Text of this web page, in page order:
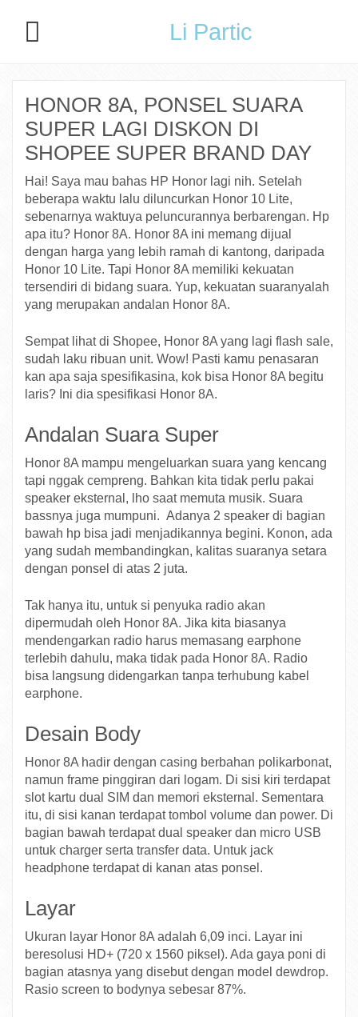
Li Partic
HONOR 8A, PONSEL SUARA
SUPER LAGI DISKON DI
SHOPEE SUPER BRAND DAY
Hai! Saya mau bahas HP Honor lagi nih. Setelah
beberapa waktu lalu diluncurkan Honor 10 Lite,
sebenarnya waktuya peluncurannya berbarengan. Hp
apa itu? Honor 8A. Honor 8A ini memang dijual
dengan harga yang lebih ramah di kantong, daripada
Honor 10 Lite. Tapi Honor 8A memiliki kekuatan
tersendiri di bidang suara. Yup, kekuatan suaranyalah
yang merupakan andalan Honor 8A.
Sempat lihat di Shopee, Honor 8A yang lagi flash sale,
sudah laku ribuan unit. Wow! Pasti kamu penasaran
kan apa saja spesifikasina, kok bisa Honor 8A begitu
laris? Ini dia spesifikasi Honor 8A.
Andalan Suara Super
Honor 8A mampu mengeluarkan suara yang kencang
tapi nggak cempreng. Bahkan kita tidak perlu pakai
speaker eksternal, lho saat memuta musik. Suara
bassnya juga mumpuni. Adanya 2 speaker di bagian
bawah hp bisa jadi menjadikannya begini. Konon, ada
yang sudah membandingkan, kalitas suaranya setara
dengan ponsel di atas 2 juta.
Tak hanya itu, untuk si penyuka radio akan
dipermudah oleh Honor 8A. Jika kita biasanya
mendengarkan radio harus memasang earphone
terlebih dahulu, maka tidak pada Honor 8A. Radio
bisa langsung didengarkan tanpa terhubung kabel
earphone.
Desain Body
Honor 8A hadir dengan casing berbahan polikarbonat,
namun frame pinggiran dari logam. Di sisi kiri terdapat
slot kartu dual SIM dan memori eksternal. Sementara
itu, di sisi kanan terdapat tombol volume dan power. Di
bagian bawah terdapat dual speaker dan micro USB
untuk charger serta transfer data. Untuk jack
headphone terdapat di kanan atas ponsel.
Layar
Ukuran layar Honor 8A adalah 6,09 inci. Layar ini
beresolusi HD+ (720 x 1560 piksel). Ada gaya poni di
bagian atasnya yang disebut dengan model dewdrop.
Rasio screen to bodynya sebesar 87%.